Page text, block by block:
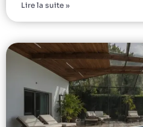
Lire la suite »